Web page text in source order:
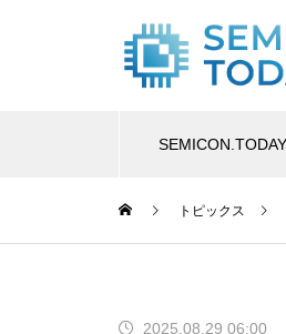
SEMICON.TODAY
トピックス
2025.08.29 06:00